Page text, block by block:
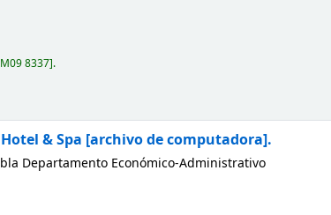
8337 .
& Spa [archivo de computadora].
Departamento Económico-Administrativo